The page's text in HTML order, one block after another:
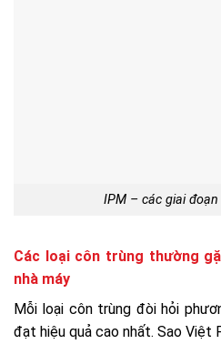
IPM – các giai
Các loại côn trùng thường
nhà máy
Mỗi loại côn trùng đòi hỏi
đạt hiệu quả cao nhất. Sao Việt